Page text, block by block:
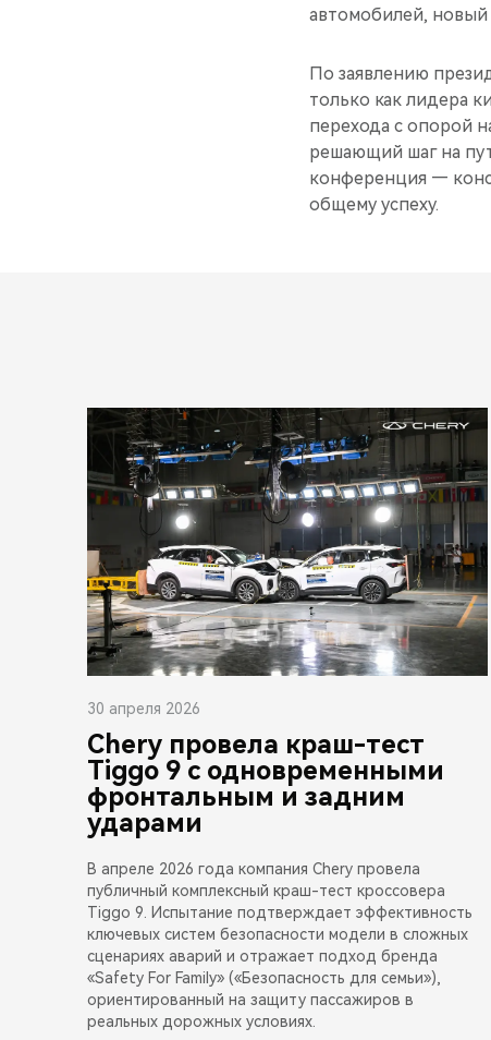
автомобилей, новый
По заявлению
только как лидера
перехода с опорой
решающий шаг на
конференция —
общему успеху.
30 апреля 2026
Chery провела краш-тест
Tiggo 9 с одновременными
фронтальным и задним
ударами
В апреле 2026 года компания Chery провела
публичный комплексный краш-тест кроссовера
Tiggo 9. Испытание подтверждает эффективность
ключевых систем безопасности модели в сложных
сценариях аварий и отражает подход бренда
«Safety For Family» («Безопасность для семьи»),
ориентированный на защиту пассажиров в
реальных дорожных условиях.